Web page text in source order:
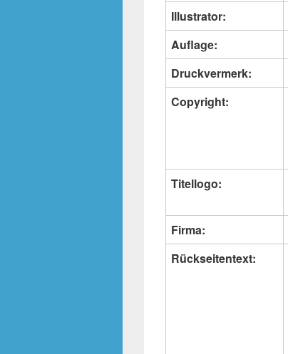
Illustrator:
Auflage:
Druckvermerk:
Copyright:
Titellogo:
Firma:
Rückseitentext: